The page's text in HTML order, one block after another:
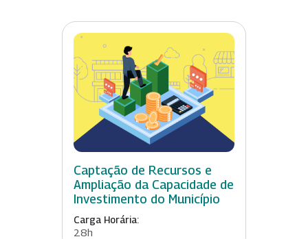
Captação de Recursos e
Ampliação da Capacidade de
Investimento do Município
Carga Horária:
28h